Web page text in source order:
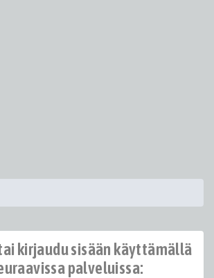
kirjaudu sisään käyttämällä
palveluissa: